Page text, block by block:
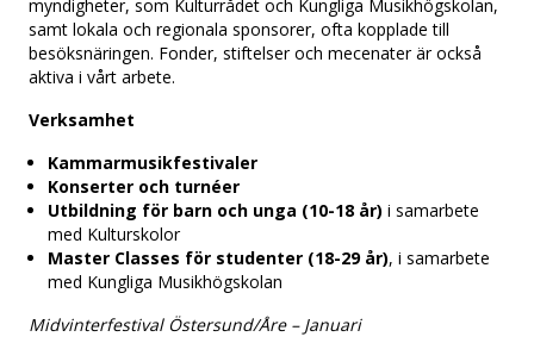
myndigheter, som Kulturrådet och Kungliga Musikhögskolan,
samt lokala och regionala sponsorer, ofta kopplade till
besöksnäringen. Fonder, stiftelser och mecenater är också
aktiva i vårt arbete.
Verksamhet
Kammarmusikfestivaler
Konserter och turnéer
Utbildning för barn och unga (10-18 år) i samarbete
med Kulturskolor
Master Classes för studenter (18-29 år), i samarbete
med Kungliga Musikhögskolan
Midvinterfestival Östersund/Åre – Januari